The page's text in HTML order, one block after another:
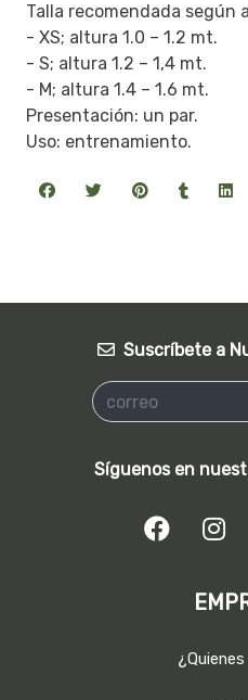
Talla recomendada según
- XS; altura 1.0 – 1.2 mt.
- S; altura 1.2 – 1,4 mt.
- M; altura 1.4 – 1.6 mt.
Presentación: un par.
Uso: entrenamiento.
Suscríbete a
Síguenos en